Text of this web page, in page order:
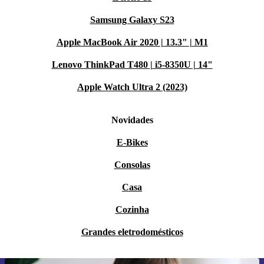
Samsung Galaxy S23
Apple MacBook Air 2020 | 13.3" | M1
Lenovo ThinkPad T480 | i5-8350U | 14"
Apple Watch Ultra 2 (2023)
Novidades
E-Bikes
Consolas
Casa
Cozinha
Grandes eletrodomésticos